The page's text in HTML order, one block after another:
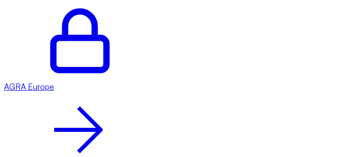
AGRA Europe